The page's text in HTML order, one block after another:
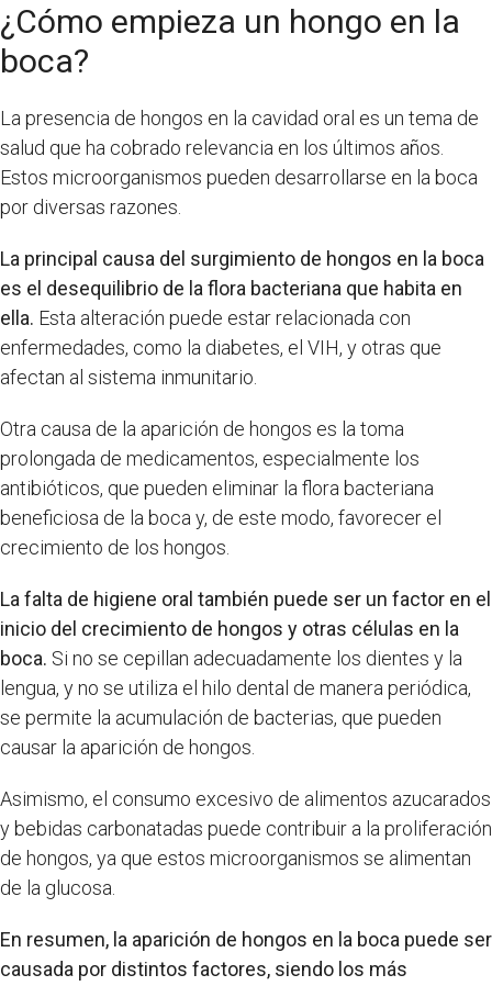
¿Cómo empieza un hongo en la
boca?
La presencia de hongos en la cavidad oral es un tema de
salud que ha cobrado relevancia en los últimos años.
Estos microorganismos pueden desarrollarse en la boca
por diversas razones.
La principal causa del surgimiento de hongos en la boca
es el desequilibrio de la flora bacteriana que habita en
ella. Esta alteración puede estar relacionada con
enfermedades, como la diabetes, el VIH, y otras que
afectan al sistema inmunitario.
Otra causa de la aparición de hongos es la toma
prolongada de medicamentos, especialmente los
antibióticos, que pueden eliminar la flora bacteriana
beneficiosa de la boca y, de este modo, favorecer el
crecimiento de los hongos.
La falta de higiene oral también puede ser un factor en el
inicio del crecimiento de hongos y otras células en la
boca. Si no se cepillan adecuadamente los dientes y la
lengua, y no se utiliza el hilo dental de manera periódica,
se permite la acumulación de bacterias, que pueden
causar la aparición de hongos.
Asimismo, el consumo excesivo de alimentos azucarados
y bebidas carbonatadas puede contribuir a la proliferación
de hongos, ya que estos microorganismos se alimentan
de la glucosa.
En resumen, la aparición de hongos en la boca puede ser
causada por distintos factores, siendo los más